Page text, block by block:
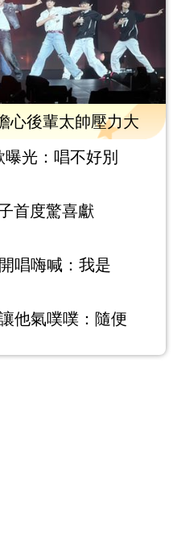
後輩太帥壓力大
光：唱不好別
首度驚喜獻
唱嗨喊：我是
他氣噗噗：隨便